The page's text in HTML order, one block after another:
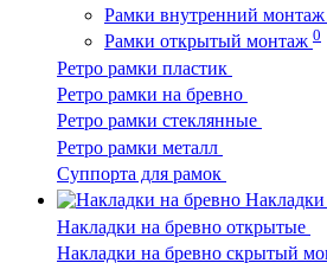
Рамки внутренний монтаж
Рамки открытый монтаж 0
Ретро рамки пластик
Ретро рамки на бревно
Ретро рамки стеклянные
Ретро рамки металл
Суппорта для рамок
Накладки на бревно открытые
Накладки на бревно скрытый